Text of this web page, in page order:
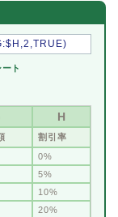
ト
H
割引率
0%
5%
10%
20%